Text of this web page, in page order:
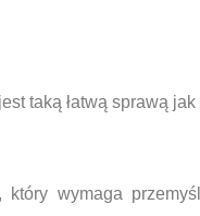
taką łatwą sprawą
wymaga